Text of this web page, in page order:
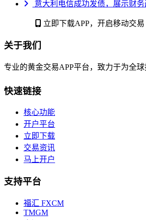
意大利电信成功发债，展示财
立即下载APP，开启移动交易
关于我们
专业的黄金交易APP平台，致力于为全
快速链接
核心功能
开户平台
立即下载
交易资讯
马上开户
支持平台
福汇 FXCM
TMGM